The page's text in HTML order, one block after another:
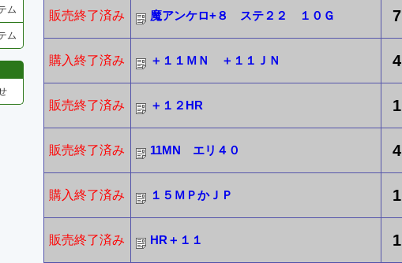
ム
ム
販売終了済み 魔アンケロ+８ ステ２２ １０Ｇ 7
購入終了済み ＋１１ＭＮ ＋１１ＪＮ 4
販売終了済み ＋１２HR 1
販売終了済み 11MN エリ４０ 4
購入終了済み １５ＭＰかＪＰ 1
販売終了済み HR＋１１ 1